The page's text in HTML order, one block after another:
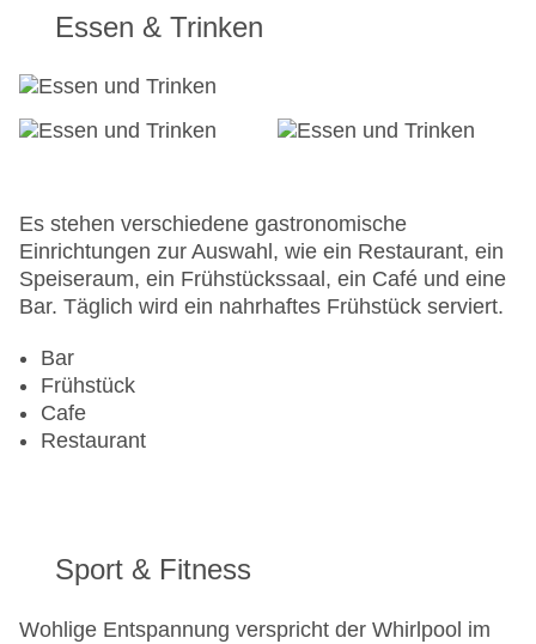
Minimarkt
Anzahl der Aufzüge: 1
Gesamtanzahl der Stockwerke: 8
Gesamtanzahl der Zimmer: 105
Essen & Trinken
Es stehen verschiedene gastronomische
Einrichtungen zur Auswahl, wie ein Restaurant, ein
Speiseraum, ein Frühstückssaal, ein Café und eine
Bar. Täglich wird ein nahrhaftes Frühstück serviert.
Bar
Frühstück
Cafe
Restaurant
Sport & Fitness
Wohlige Entspannung verspricht der Whirlpool im